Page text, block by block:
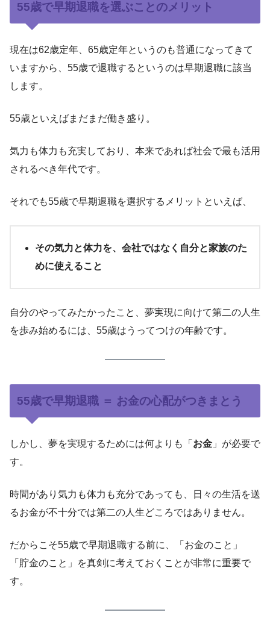
55歳で早期退職を選ぶことのメリット
現在は62歳定年、65歳定年というのも普通になってきて
いますから、55歳で退職するというのは早期退職に該当
します。
55歳といえばまだまだ働き盛り。
気力も体力も充実しており、本来であれば社会で最も活用
されるべき年代です。
それでも55歳で早期退職を選択するメリットといえば、
その気力と体力を、会社ではなく自分と家族のた
めに使えること
自分のやってみたかったこと、夢実現に向けて第二の人生
を歩み始めるには、55歳はうってつけの年齢です。
55歳で早期退職 ＝ お金の心配がつきまとう
しかし、夢を実現するためには何よりも「 お金 」が必要で
す。
時間があり気力も体力も充分であっても、日々の生活を送
るお金が不十分では第二の人生どころではありません。
だからこそ55歳で早期退職する前に、「お金のこと」
「貯金のこと」を真剣に考えておくことが非常に重要で
す。